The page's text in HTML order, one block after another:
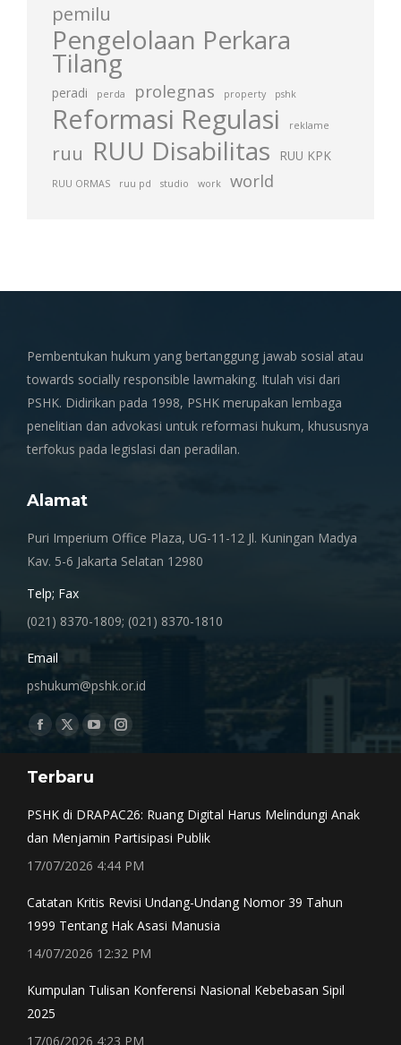
pemilu
Pengelolaan Perkara
Tilang
peradi perda prolegnas property pshk
Reformasi Regulasi reklame
ruu RUU Disabilitas RUU KPK
RUU ORMAS ruu pd studio work world
Pembentukan hukum yang bertanggung jawab sosial atau
towards socially responsible lawmaking. Itulah visi dari
PSHK. Didirikan pada 1998, PSHK merupakan lembaga
penelitian dan advokasi untuk reformasi hukum, khususnya
terfokus pada legislasi dan peradilan.
Alamat
Puri Imperium Office Plaza, UG-11-12 Jl. Kuningan Madya
Kav. 5-6 Jakarta Selatan 12980
Telp; Fax
(021) 8370-1809; (021) 8370-1810
Email
pshukum@pshk.or.id
Find us on:
Facebook
opens
window
X
opens
window
YouTube
opens
Instagram
window
Terbaru
PSHK di DRAPAC26: Ruang Digital Harus Melindungi Anak
dan Menjamin Partisipasi Publik
17/07/2026 4:44 PM
Catatan Kritis Revisi Undang-Undang Nomor 39 Tahun
1999 Tentang Hak Asasi Manusia
14/07/2026 12:32 PM
Kumpulan Tulisan Konferensi Nasional Kebebasan Sipil
2025
17/06/2026 4:23 PM